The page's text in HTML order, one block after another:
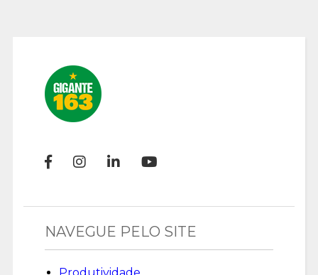
NAVEGUE PELO SITE